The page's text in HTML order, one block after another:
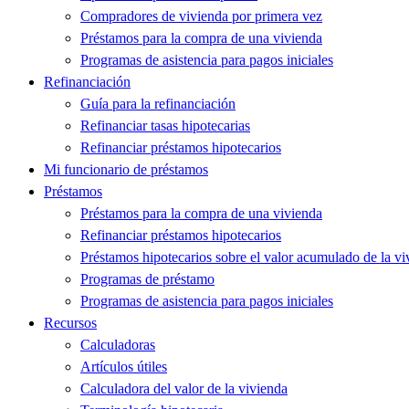
Compradores de vivienda por primera vez
Préstamos para la compra de una vivienda
Programas de asistencia para pagos iniciales
Refinanciación
Guía para la refinanciación
Refinanciar tasas hipotecarias
Refinanciar préstamos hipotecarios
Mi funcionario de préstamos
Préstamos
Préstamos para la compra de una vivienda
Refinanciar préstamos hipotecarios
Préstamos hipotecarios sobre el valor acumulado de la
Programas de préstamo
Programas de asistencia para pagos iniciales
Recursos
Calculadoras
Artículos útiles
Calculadora del valor de la vivienda